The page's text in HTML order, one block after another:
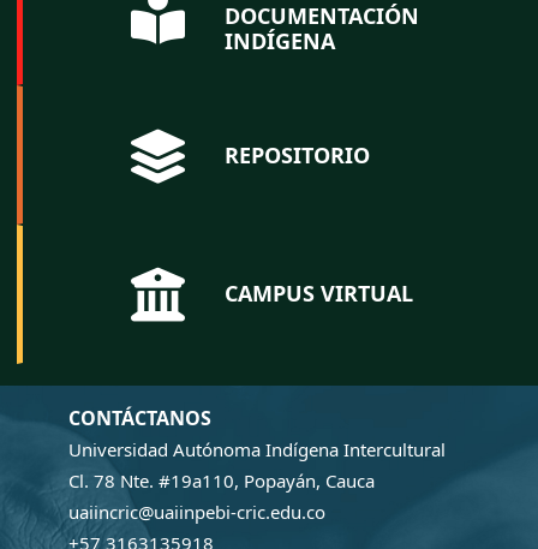
DOCUMENTACIÓN
INDÍGENA
REPOSITORIO
CAMPUS VIRTUAL
CONTÁCTANOS
Universidad Autónoma Indígena Intercultural
Cl. 78 Nte. #19a110, Popayán, Cauca
uaiincric@uaiinpebi-cric.edu.co
+57 3163135918